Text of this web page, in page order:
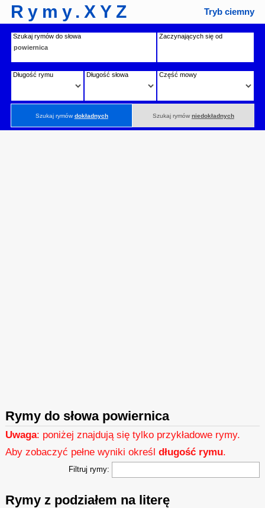
Rymy.XYZ Tryb ciemny
Szukaj rymów do słowa Zaczynających się od
Długość rymu Długość słowa Część mowy
Szukaj rymówdokładnych Szukaj rymów niedokładnych
Rymy do słowa powiernica
Uwaga: poniżej znajdują się tylko przykładowe rymy.
Aby zobaczyć pełne wyniki określdługość rymu.
Filtruj rymy:
Rymy z podziałem na literę